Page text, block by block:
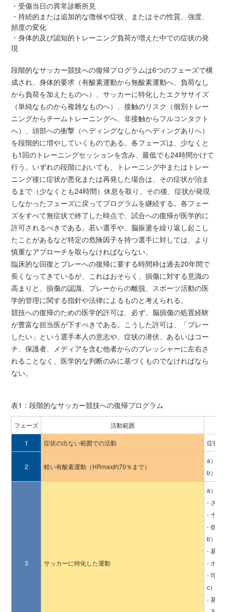
・受傷当日の異常診断所見
・持続的または追加的な徴候や症状、またはその性質、強度、
頻度の変化
・身体的及び認知的トレーニング負荷が増えた中での症状の発
現
段階的なサッカー競技への復帰プログラムは6つのフェーズで構
成され、身体的要求（有酸素運動から無酸素運動へ、負荷なし
から負荷を加えたものへ）、サッカーに特化したエクササイズ
（単純なものから複雑なものへ）、接触のリスク（個別トレー
ニングからチームトレーニングへ、非接触からフルコンタクト
へ）、頭部への衝撃（ヘディングなしからヘディングありへ）
を段階的に増やしていくものである。各フェーズは、少なくと
も1回のトレーニングセッションを含み、最低でも24時間かけて
行う。いずれの段階においても、トレーニング中またはトレー
ニング後に症状が悪化または再発した場合は、その症状が治ま
るまで（少なくとも24時間）休息を取り、その後、症状が発現
しなかったフェーズに戻ってプログラムを継続する。各フェー
ズをすべて無症状で終了した時点で、試合への復帰が医学的に
許可されるべきである。若い選手や、脳振盪を繰り返し起こし
たことがあるなど特定の危険因子を持つ選手に対しては、より
慎重なアプローチを取らなければならない。
臨床的な回復とプレーへの復帰に要する時間枠は過去20年間で
長くなってきているが、これはおそらく、損傷に対する意識の
高まりと、損傷の認識、プレーからの離脱、スポーツ活動の医
学的管理に関する指針や法律によるものと考えられる。
競技への復帰のための医学的許可は、必ず、脳損傷の処置経験
が豊富な担当医が下すべきである。こうした許可は、「プレー
したい」という選手本人の意志や、症状の潜伏、あるいはコー
チ、保護者、メディアを含む他者からのプレッシャーに左右さ
れることなく、医学的な判断のみに基づくものでなければなら
ない。
表1：段階的なサッカー競技への復帰プログラム
フェーズ 活動範囲
1 症状の出ない範囲での活動 症状
2 軽い有酸素運動（HRmax約70％まで）
a）エ
b）可
3 サッカーに特化した運動
a）ピ
- さま
- 十分
- 低強
b）ボ
- 基本
- ボデ
- 可動
c）体
- 基本